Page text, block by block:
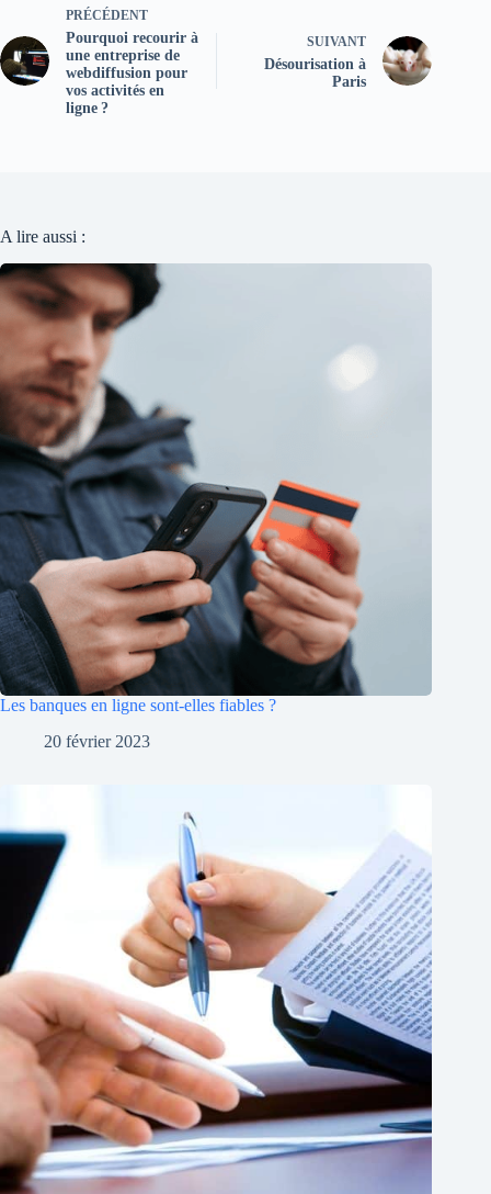
PRÉCÉDENT
Pourquoi recourir à
une entreprise de
webdiffusion pour
vos activités en
ligne ?
SUIVANT
Désourisation à
Paris
A lire aussi :
Les banques en ligne sont-elles fiables ?
20 février 2023